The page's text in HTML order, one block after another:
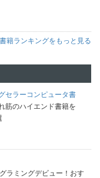
書籍ランキングをもっと見る
セラーコンピュータ書
筋のハイエンド書籍を
ラミングデビュー！おす